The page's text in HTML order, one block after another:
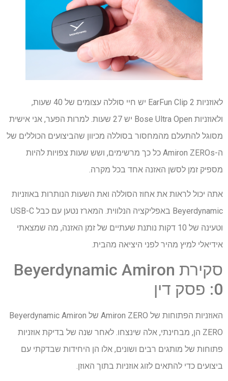
לאוזניות EarFun Clip 2 יש חיי סוללה עצומים של 40 שעות,
ולאוזניות Bose Ultra Open יש 27 שעות. למרות הפער, אני אישית
מסוגל להתעלם מהמחסור בסוללה מכיוון שהביצועים הכוללים של
ה-Amiron ZEROs כל כך מרשימים, ושש שעות צפויות להיות
מספיק זמן לסשן האזנה אחד בכל מקרה.
אתה יכול לראות את אחוז הסוללה ואת השעות הנותרות באוזניות
Beyerdynamic באפליקציה הנלווית. המארז נטען עם כבל USB-C
וטעינה של 10 דקות נותנת שעתיים של זמן האזנה, מה שמצאתי
אידיאלי למיץ מהיר לפני היציאה מהבית.
סקירת Beyerdynamic Amiron
0: פסק דין
האוזניות הפתוחות של Amiron ZERO של Beyerdynamic Amiron
ZERO הן, מבחינתי, אלה שינצחו. לאחר שנה של בדיקת אוזניות
פתוחות של מותגים רבים ושונים, אלו הן היחידות שבדקתי עם
ביצועים כדי להתאים לזוג אוזניות בתוך האוזן.